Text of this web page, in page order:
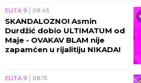
ELITA 9 09:45
SKANDALOZNO! Asmin
Durdžić dobio ULTIMATUM od
Maje - OVAKAV BLAM nije
zapamćen u rijalitiju NIKADA!
ELITA 9 08:15